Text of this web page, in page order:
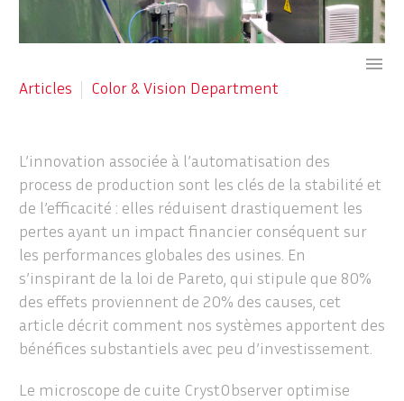

Articles Color & Vision Department
L’innovation associée à l’automatisation des
process de production sont les clés de la stabilité et
de l’efficacité : elles réduisent drastiquement les
pertes ayant un impact financier conséquent sur
les performances globales des usines. En
s’inspirant de la loi de Pareto, qui stipule que 80%
des effets proviennent de 20% des causes, cet
article décrit comment nos systèmes apportent des
bénéfices substantiels avec peu d’investissement.
Le microscope de cuite CrystObserver optimise